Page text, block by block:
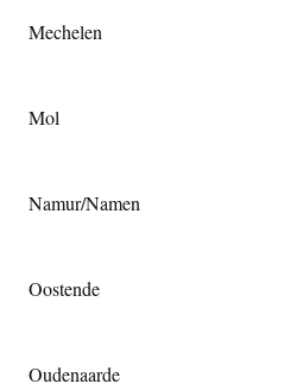
Mechelen
Mol
Namur/Namen
Oostende
Oudenaarde